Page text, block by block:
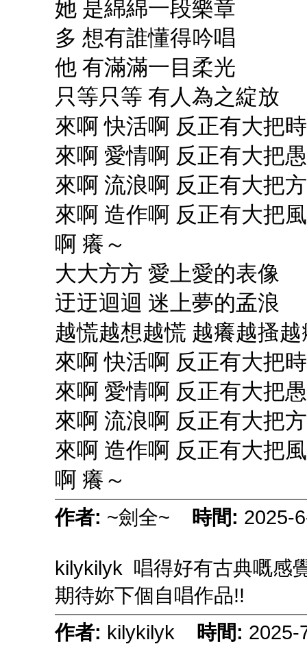
她 是綿綿一段樂章
多 想有誰懂得吟唱
他 有滿滿一目柔光
只等只等 有人為之綻放
來啊 快活啊 反正有大把
來啊 愛情啊 反正有大把
來啊 流浪啊 反正有大把
來啊 造作啊 反正有大把
啊 癢～
大大方方 愛上愛的表像
迂迂迴迴 迷上夢的孟浪
越慌越想越慌 越癢越搔越
來啊 快活啊 反正有大把
來啊 愛情啊 反正有大把
來啊 流浪啊 反正有大把
來啊 造作啊 反正有大把
啊 癢～
作者: ~劍全~ 時間: 2025-
kilykilyk 唱得好有古典嘅感
期待妳下個自唱作品!!
作者: kilykilyk 時間: 2025-